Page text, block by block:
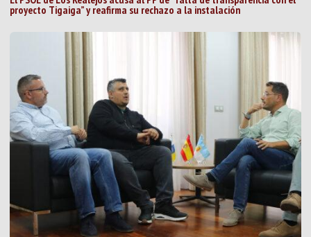
proyecto Tigaiga” y reafirma su rechazo a la instalación